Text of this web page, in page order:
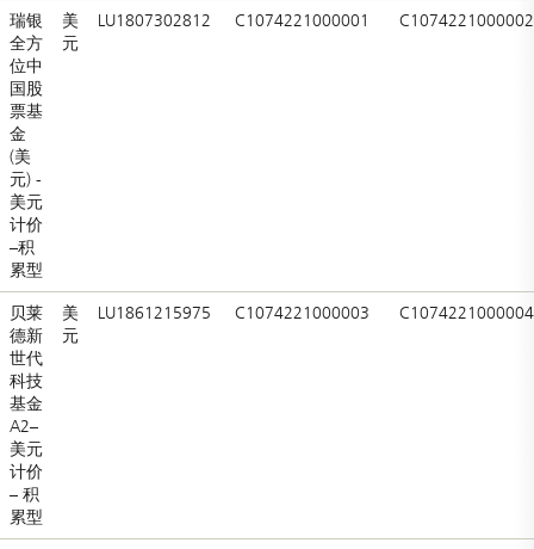
瑞银
全方
位中
国股
票基
金
(美
元) -
美元
计价
–积
累型
美
元
LU1807302812 C1074221000001 C1074221000002
贝莱
德新
世代
科技
基金
A2–
美元
计价
– 积
累型
美
元
LU1861215975 C1074221000003 C1074221000004